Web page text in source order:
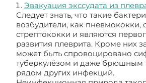
Эвакуация экссудата из
Следует знать, что такие
возбудители, как пневмококки,
стрептококки и являются
развития плеврита. Кроме них
может быть спровоцировано
туберкулёзом и даже брюшным
рядом других инфекций.